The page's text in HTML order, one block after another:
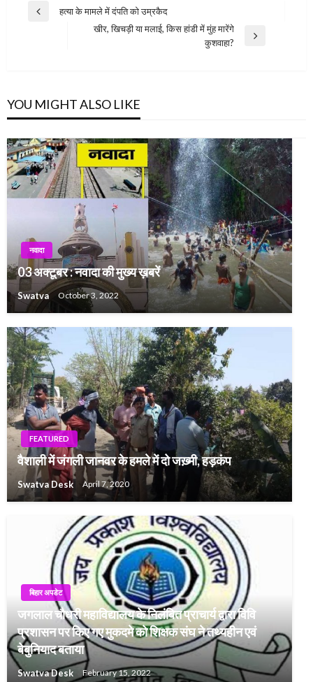
Post
navigation
Previous
हत्या के मामले में दंपति को उम्रकैद
खीर, खिचड़ी या मलाई, किस हांडी में मुंह मारेंगे
कुशवाहा?
YOU MIGHT ALSO LIKE
नवादा
03 अक्टूबर : नवादा की मुख्य ख़बरें
Swatva October 3, 2022
FEATURED
वैशाली में जंगली जानवर के हमले में दो जख़्मी, हड़कंप
Swatva Desk April 7, 2020
बिहार अपडेट
जगलाल चौधरी महाविद्यालय के निलंबित प्राचार्य द्वारा विवि
प्रशासन पर किए गए मुकदमे को शिक्षक संघ ने तथ्यहीन एवं
बेबुनियाद बताया
Swatva Desk February 15, 2022